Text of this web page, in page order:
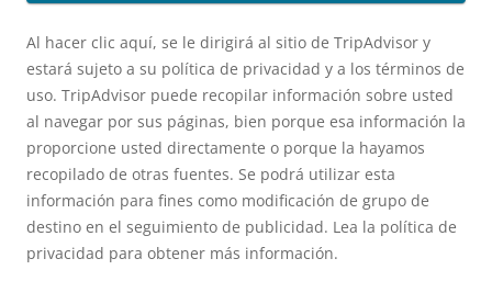
Al hacer clic aquí, se le dirigirá al sitio de TripAdvisor y
estará sujeto a su política de privacidad y a los términos de
uso. TripAdvisor puede recopilar información sobre usted
al navegar por sus páginas, bien porque esa información la
proporcione usted directamente o porque la hayamos
recopilado de otras fuentes. Se podrá utilizar esta
información para fines como modificación de grupo de
destino en el seguimiento de publicidad. Lea la política de
privacidad para obtener más información.